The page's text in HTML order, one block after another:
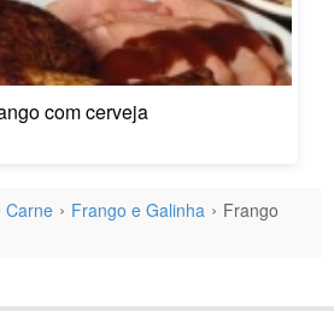
com cerveja
Carne Frango e Galinha
Frango